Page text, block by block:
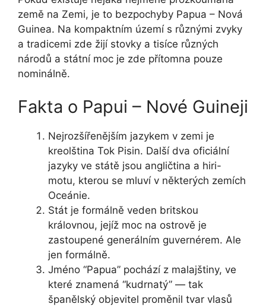
země na Zemi, je to bezpochyby Papua – Nová
Guinea. Na kompaktním území s různými zvyky
a tradicemi zde žijí stovky a tisíce různých
národů a státní moc je zde přítomna pouze
nominálně.
Fakta o Papui – Nové Guineji
Nejrozšířenějším jazykem v zemi je
kreolština Tok Pisin. Další dva oficiální
jazyky ve státě jsou angličtina a hiri-
motu, kterou se mluví v některých zemích
Oceánie.
Stát je formálně veden britskou
královnou, jejíž moc na ostrově je
zastoupené generálním guvernérem. Ale
jen formálně.
Jméno “Papua” pochází z malajštiny, ve
které znamená “kudrnatý” — tak
španělský objevitel proměnil tvar vlasů